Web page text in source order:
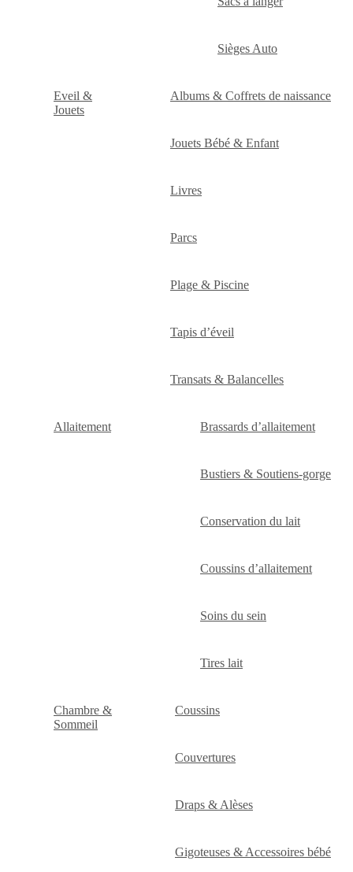
Sièges Auto
Eveil &
Jouets
Albums & Coffrets de naissance
Jouets Bébé & Enfant
Livres
Parcs
Plage & Piscine
Tapis d’éveil
Transats & Balancelles
Allaitement Brassards d’allaitement
Bustiers & Soutiens-gorge
Conservation du lait
Coussins d’allaitement
Soins du sein
Tires lait
Chambre &
Sommeil
Coussins
Couvertures
Draps & Alèses
Gigoteuses & Accessoires bébé